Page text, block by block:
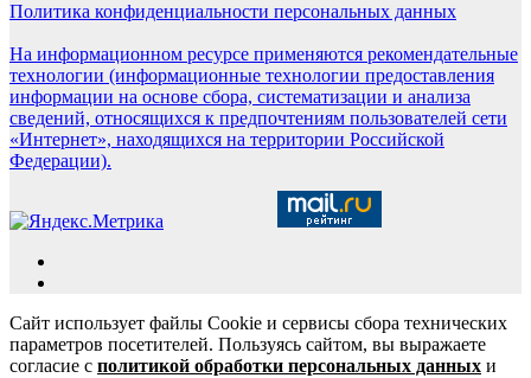
Политика конфиденциальности персональных данных
На информационном ресурсе применяются рекомендательные
технологии (информационные технологии предоставления
информации на основе сбора, систематизации и анализа
сведений, относящихся к предпочтениям пользователей сети
«Интернет», находящихся на территории Российской
Федерации).
Сайт использует файлы Cookie и сервисы сбора технических
параметров посетителей. Пользуясь сайтом, вы выражаете
согласие с политикой обработки персональных данных и